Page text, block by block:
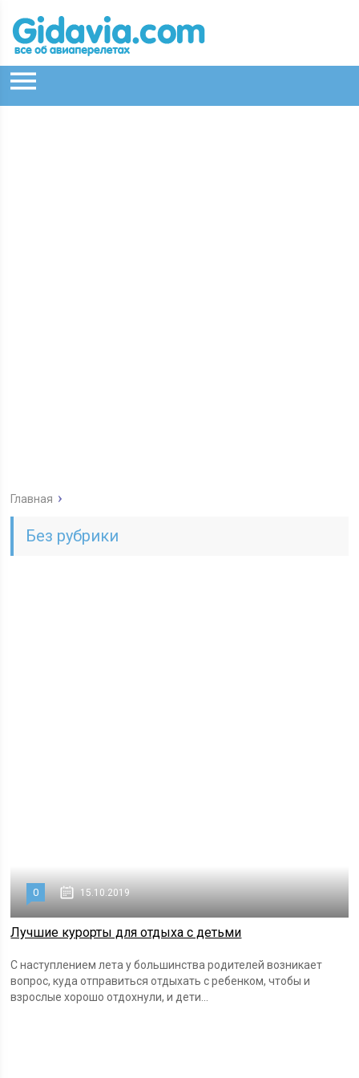
Главная
Без рубрики
0 15.10.2019
Лучшие курорты для отдыха с детьми
С наступлением лета у большинства родителей возникает
вопрос, куда отправиться отдыхать с ребенком, чтобы и
взрослые хорошо отдохнули, и дети...